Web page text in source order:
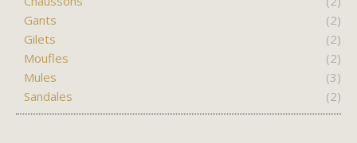
Gants
(2)
Gilets
(2)
Moufles
(2)
Mules
(3)
Sandales
(2)